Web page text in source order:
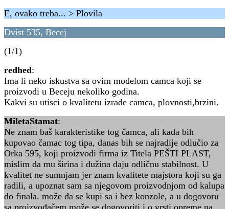
E, ovako treba... > Plovila
Dvist 535, Becej
(1/1)
redhed:
Ima li neko iskustva sa ovim modelom camca koji se
proizvodi u Beceju nekoliko godina.
Kakvi su utisci o kvalitetu izrade camca, plovnosti,brzini.
MiletaStamat:
Ne znam baš karakteristike tog čamca, ali kada bih
kupovao čamac tog tipa, danas bih se najradije odlučio za
Orka 595, koji proizvodi firma iz Titela PEŠTI PLAST,
mislim da mu širina i dužina daju odličnu stabilnost. U
kvalitet ne sumnjam jer znam kvalitete majstora koji su ga
radili, a upoznat sam sa njegovom proizvodnjom od kalupa
do finala. može da se kupi sa i bez konzole, a u dogovoru
sa proizvođačem može se dogovoriti i o vrsti opreme na